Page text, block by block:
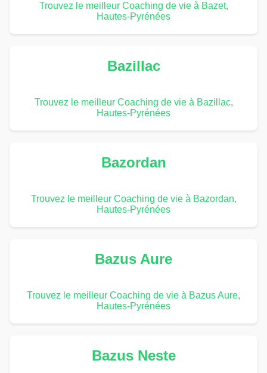
Trouvez le meilleur Coaching de vie à Bazet,
Hautes-Pyrénées
Bazillac
Trouvez le meilleur Coaching de vie à Bazillac,
Hautes-Pyrénées
Bazordan
Trouvez le meilleur Coaching de vie à Bazordan,
Hautes-Pyrénées
Bazus Aure
Trouvez le meilleur Coaching de vie à Bazus Aure,
Hautes-Pyrénées
Bazus Neste